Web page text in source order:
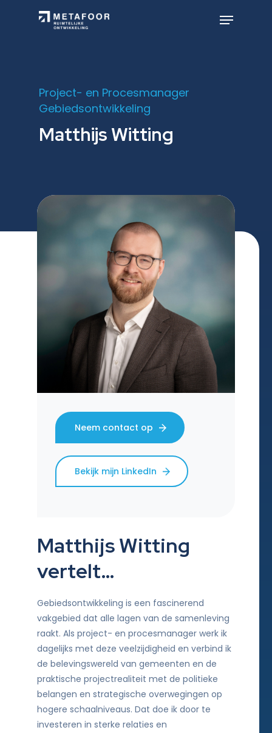
Menu
Project- en Procesmanager
Gebiedsontwikkeling
Matthijs Witting
Neem contact op
Bekijk mijn LinkedIn
Matthijs Witting
vertelt…
Gebiedsontwikkeling is een fascinerend
vakgebied dat alle lagen van de samenleving
raakt. Als project- en procesmanager werk ik
dagelijks met deze veelzijdigheid en verbind ik
de belevingswereld van gemeenten en de
praktische projectrealiteit met de politieke
belangen en strategische overwegingen op
hogere schaalniveaus. Dat doe ik door te
investeren in sterke relaties en